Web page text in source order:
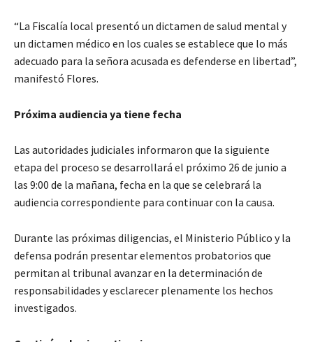
“La Fiscalía local presentó un dictamen de salud mental y
un dictamen médico en los cuales se establece que lo más
adecuado para la señora acusada es defenderse en libertad”,
manifestó Flores.
Próxima audiencia ya tiene fecha
Las autoridades judiciales informaron que la siguiente
etapa del proceso se desarrollará el próximo 26 de junio a
las 9:00 de la mañana, fecha en la que se celebrará la
audiencia correspondiente para continuar con la causa.
Durante las próximas diligencias, el Ministerio Público y la
defensa podrán presentar elementos probatorios que
permitan al tribunal avanzar en la determinación de
responsabilidades y esclarecer plenamente los hechos
investigados.